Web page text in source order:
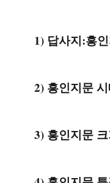
1) 답사지:흥
2) 흥인지문
3) 흥인지문 크